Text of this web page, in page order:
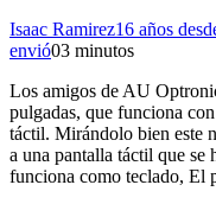
Isaac Ramirez16 años
envió03 minutos
Los amigos de AU
pulgadas, que funciona
táctil. Mirándolo bien este
a una pantalla táctil que se
funciona como teclado,